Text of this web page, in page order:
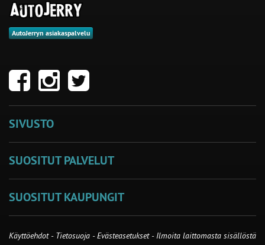
AutoJerryn asiakaspalvelu
SIVUSTO
SUOSITUT PALVELUT
SUOSITUT KAUPUNGIT
Käyttöehdot - Tietosuoja -Evästeasetukset- Ilmoita laittomasta sisällöstä